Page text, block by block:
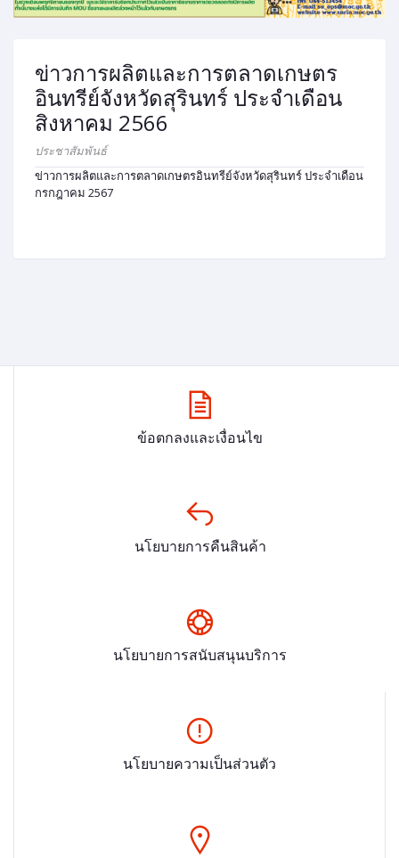
ข่าวการผลิตและการตลาดเกษตร
อินทรีย์จังหวัดสุรินทร์ ประจำเดือน
สิงหาคม 2566
ประชาสัมพันธ์
ข่าวการผลิตและการตลาดเกษตรอินทรีย์จังหวัดสุรินทร์ ประจำเดือน
กรกฎาคม 2567
ข้อตกลงและเงื่อนไข
นโยบายการคืนสินค้า
นโยบายการสนับสนุนบริการ
นโยบายความเป็นส่วนตัว